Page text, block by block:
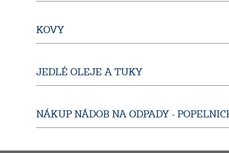
KOVY
JEDLÉ OLEJE A TUKY
NÁKUP NÁDOB NA ODPADY -